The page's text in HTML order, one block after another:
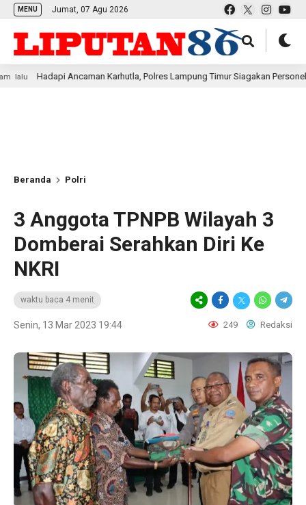
MENU Jumat, 07 Agu 2026
Ancaman Karhutla, Polres Lampung Timur Siagakan Personel 1 jam
Beranda Polri
3 Anggota TPNPB Wilayah 3
Domberai Serahkan Diri Ke
NKRI
waktu baca 4 menit
Senin, 13 Mar 2023 19:44 249 Redaksi